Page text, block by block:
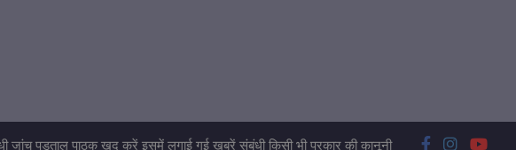
जांच पड़ताल पाठक खुद करें इसमें लगाई गई खबरें संबंधी किसी भी प्रकार की कानूनी